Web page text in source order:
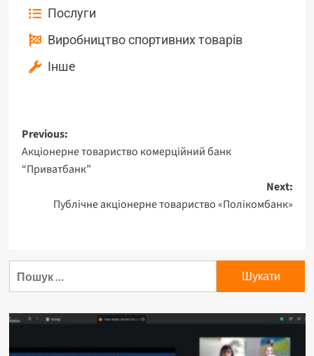
Послуги
Виробництво спортивних товарів
Інше
Previous:
Акціонерне товариство комерційний банк
“Приватбанк”
Next:
Публічне акціонерне товариство «Полікомбанк»